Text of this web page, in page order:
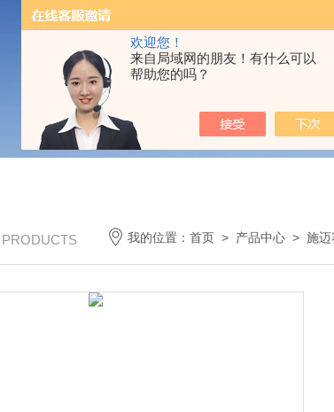
欢迎您！
来自局域网的朋友！有什么可以
帮助您的吗？
我的位置：首页 > 产品中心 >施迈